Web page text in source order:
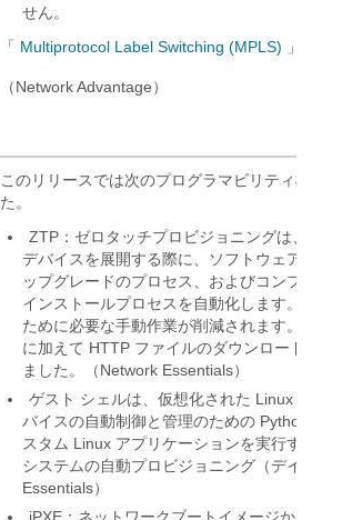
せん。
「
Multiprotocol Label Switching (MPLS) 」を参
（Network Advantage）
このリリースでは次のプログラマビリティ機能
た。
ZTP：ゼロタッチプロビジョニングは、ネ
デバイスを展開する際に、ソフトウェアイメ
ップグレードのプロセス、およびコンフィギ
インストールプロセスを自動化します。ネッ
ために必要な手動作業が削減されます。
に加えて HTTP ファイルのダウンロードも
ました。（Network Essentials）
ゲスト シェルは、仮想化された Linux ベー
バイスの自動制御と管理のための Python ア
スタム Linux アプリケーションを実行するよ
システムの自動プロビジョニング（デイ ゼ
Essentials）